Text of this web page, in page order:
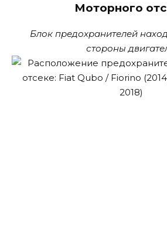
Моторного
Блок предохранителей
стороны